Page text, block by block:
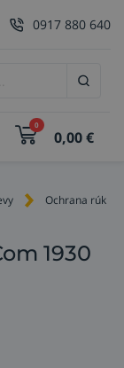
0917 880 640
0
0,00€
Ochrana rúk
1930